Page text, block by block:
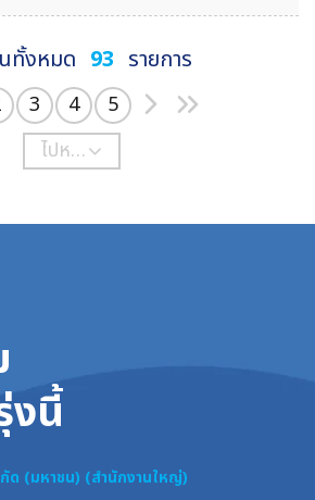
ทั้งหมด 93 รายการ
3 4
5
ไปหน้า
งนี้
ด (มหาชน) (สำนักงานใหญ่)